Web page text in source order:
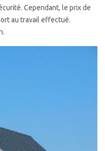
Cependant, le prix de
au travail effectué.